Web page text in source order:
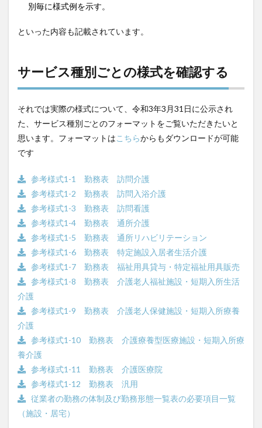
別毎に様式例を示す。
といった内容も記載されています。
サービス種別ごとの様式を確認する
それでは実際の様式について、令和3年3月31日に公示され
た、 サービス種別ごとのフォーマットをご覧いただきたいと
思います。フォーマットはこちらからもダウンロードが可能
です
参考様式1-1 勤務表 訪問介護
参考様式1-2 勤務表 訪問入浴介護
参考様式1-3 勤務表 訪問看護
参考様式1-4 勤務表 通所介護
参考様式1-5 勤務表 通所リハビリテーション
参考様式1-6 勤務表 特定施設入居者生活介護
参考様式1-7 勤務表 福祉用具貸与・特定福祉用具販売
参考様式1-8 勤務表 介護老人福祉施設・短期入所生活
介護
参考様式1-9 勤務表 介護老人保健施設・短期入所療養
介護
参考様式1-10 勤務表 介護療養型医療施設・短期入所療
養介護
参考様式1-11 勤務表 介護医療院
参考様式1-12 勤務表 汎用
従業者の勤務の体制及び勤務形態一覧表の必要項目一覧
（施設・居宅）